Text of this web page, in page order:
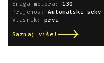
Snaga motora: 130
Prijenos: Automatski sekvencijski
Vlasnik: prvi
Saznaj više!